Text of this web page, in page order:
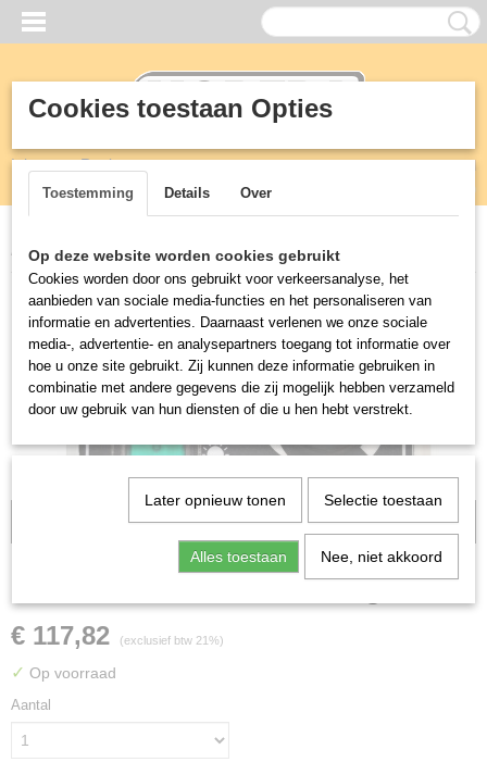
Inloggen Registreren
(0)
Home >Horeca>Luchttechniek >Elektronische standenregelaar
230 volt
Elektronische standenregelaar
€ 117,82 (exclusief btw 21%)
✓ Op voorraad
Aantal
Cookies toestaan Opties
Toestemming Details Over
Op deze website worden cookies gebruikt
Cookies worden door ons gebruikt voor verkeersanalyse, het
aanbieden van sociale media-functies en het personaliseren van
informatie en advertenties. Daarnaast verlenen we onze sociale
media-, advertentie- en analysepartners toegang tot informatie over
hoe u onze site gebruikt. Zij kunnen deze informatie gebruiken in
combinatie met andere gegevens die zij mogelijk hebben verzameld
door uw gebruik van hun diensten of die u hen hebt verstrekt.
Later opnieuw tonen Selectie toestaan
Alles toestaan Nee, niet akkoord